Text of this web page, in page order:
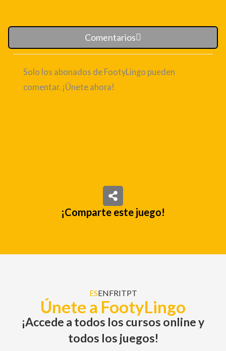
Comentarios
Solo los abonados de FootyLingo pueden
comentar. ¡Únete ahora!
¡Comparte este juego!
ESENFRITPT
Únete a FootyLingo
¡Accede a todos los cursos online y
todos los juegos!